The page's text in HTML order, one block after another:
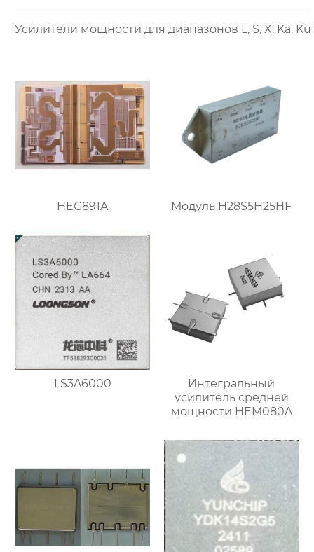
Усилители мощности для диапазонов L, S, X, Ka, Ku
HEG891A Модуль H28S5H25HF
LS3A6000
Интегральный
усилитель средней
мощности HEM080A